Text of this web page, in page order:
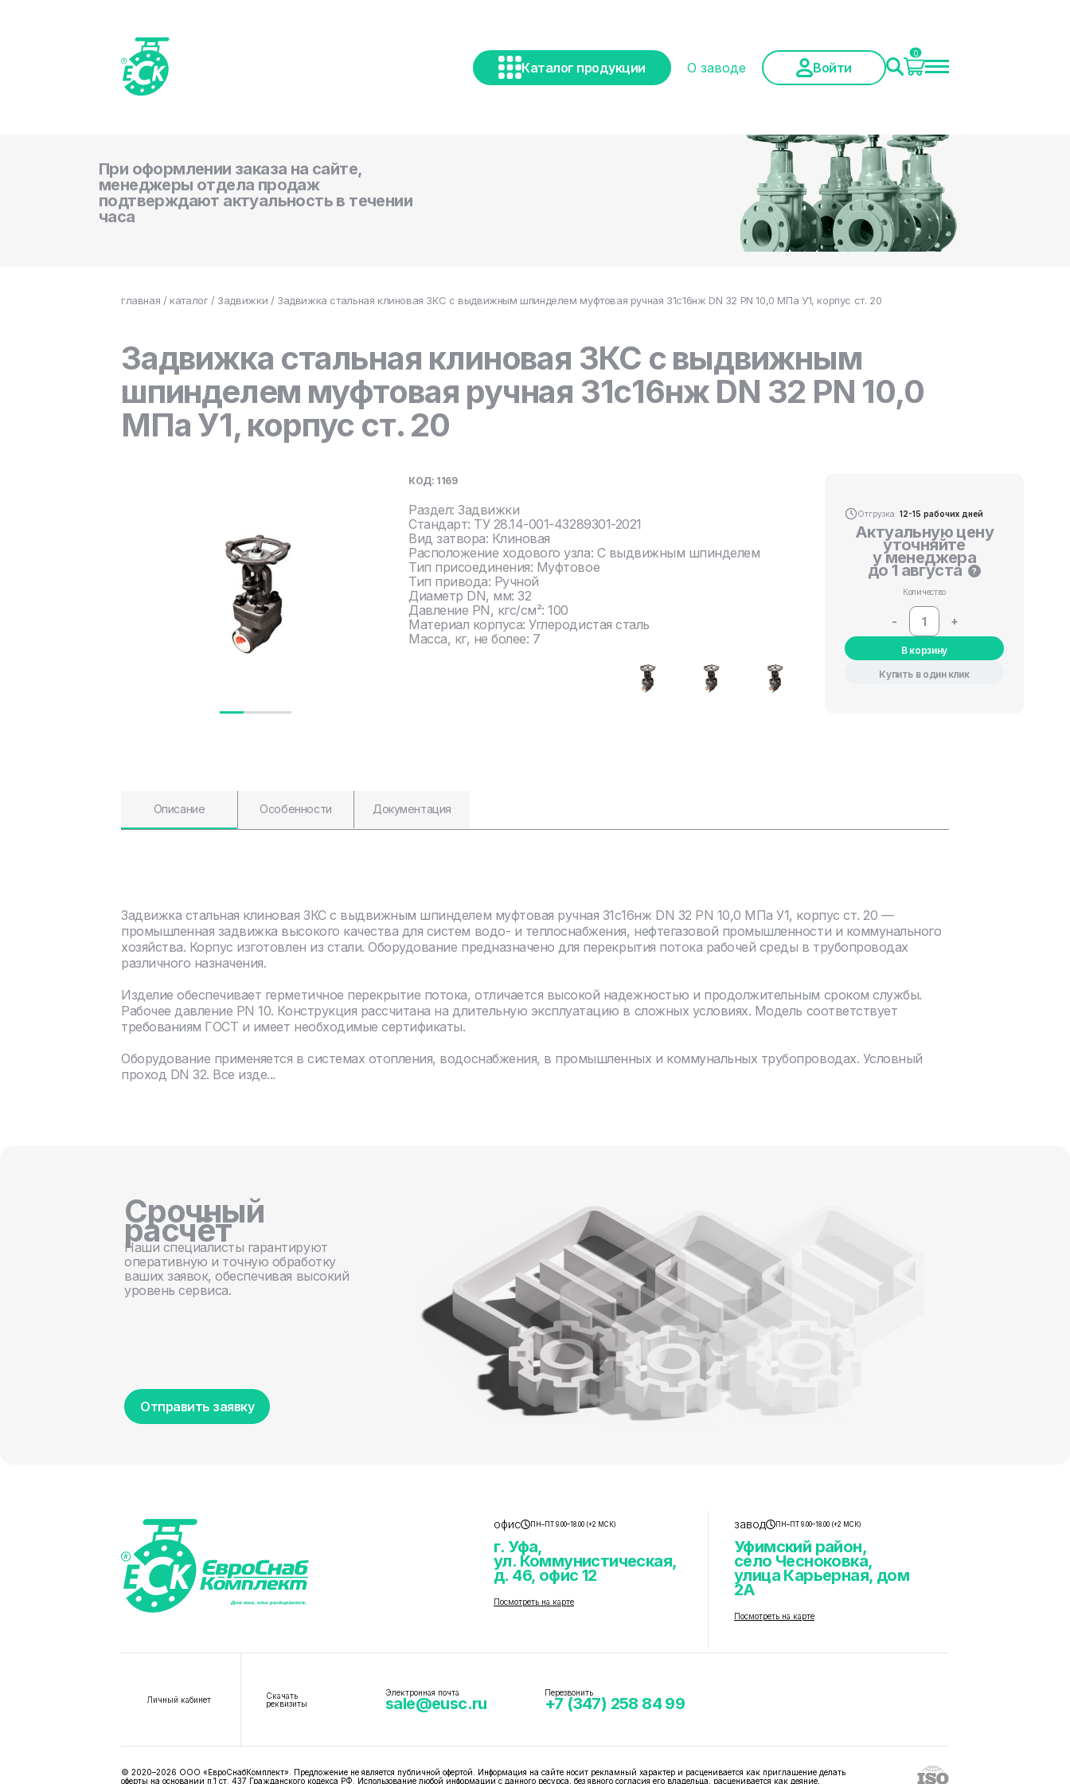
Каталог продукции О заводе Войти
0
При оформлении заказа на сайте,
менеджеры отдела продаж
подтверждают актуальность в течении
часа
главная / каталог/ Задвижки / Задвижка стальная клиновая ЗКС с выдвижным шпинделем муфтовая ручная 31с16нж DN 32 PN 10,0 МПа У1, корпус ст. 20
Задвижка стальная клиновая ЗКС с выдвижным
шпинделем муфтовая ручная 31с16нж DN 32 PN 10,0
МПа У1, корпус ст. 20
КОД: 1169
Раздел: Задвижки
Стандарт: ТУ 28.14-001-43289301-2021
Вид затвора: Клиновая
Расположение ходового узла: С выдвижным шпинделем
Тип присоединения: Муфтовое
Тип привода: Ручной
Диаметр DN, мм: 32
Давление PN, кгс/см²: 100
Материал корпуса: Углеродистая сталь
Масса, кг, не более: 7
Отгрузка: 12-15 рабочих дней
Актуальную цену
уточняйте
у менеджера
до 1 августа ?
Количество
- +
В корзину
Купить в один клик
Описание Особенности Документация
Задвижка стальная клиновая ЗКС с выдвижным шпинделем муфтовая ручная 31с16нж DN 32 PN 10,0 МПа У1, корпус ст. 20 —
промышленная задвижка высокого качества для систем водо- и теплоснабжения, нефтегазовой промышленности и коммунального
хозяйства. Корпус изготовлен из стали. Оборудование предназначено для перекрытия потока рабочей среды в трубопроводах
различного назначения.
Изделие обеспечивает герметичное перекрытие потока, отличается высокой надежностью и продолжительным сроком службы.
Рабочее давление PN 10. Конструкция рассчитана на длительную эксплуатацию в сложных условиях. Модель соответствует
требованиям ГОСТ и имеет необходимые сертификаты.
Оборудование применяется в системах отопления, водоснабжения, в промышленных и коммунальных трубопроводах. Условный
проход DN 32. Все изде...
Срочный
расчёт
Наши специалисты гарантируют
оперативную и точную обработку
ваших заявок, обеспечивая высокий
уровень сервиса.
Отправить заявку
офис ПН–ПТ 9.00–18.00 (+2 МСК)
г. Уфа,
ул. Коммунистическая,
д. 46, офис 12
Посмотреть на карте
завод ПН–ПТ 9.00–18.00 (+2 МСК)
Уфимский район,
село Чесноковка,
улица Карьерная, дом
2А
Посмотреть на карте
Личный кабинет
Скачать
реквизиты
Электронная почта
sale@eusc.ru
Перезвонить
+7 (347) 258 84 99
© 2020–2026 ООО «ЕвроСнабКомплект». Предложение не является публичной офертой. Информация на сайте носит рекламный характер и расценивается как приглашение делать
оферты на основании п.1 ст. 437 Гражданского кодекса РФ. Использование любой информации с данного ресурса, без явного согласия его владельца, расценивается как деяние,